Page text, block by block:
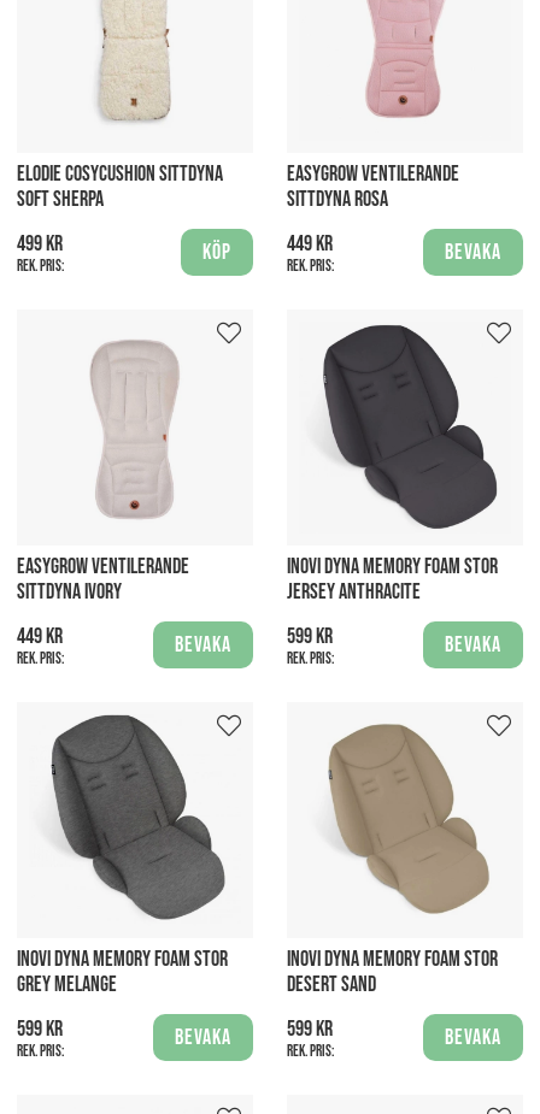
ELODIE COSYCUSHION SITTDYNA
SOFT SHERPA
499 kr
Rek. pris:
Köp
EASYGROW VENTILERANDE
SITTDYNA ROSA
449 kr
Rek. pris:
Bevaka
EASYGROW VENTILERANDE
SITTDYNA IVORY
449 kr
Rek. pris:
Bevaka
INOVI DYNA MEMORY FOAM STOR
JERSEY ANTHRACITE
599 kr
Rek. pris:
Bevaka
INOVI DYNA MEMORY FOAM STOR
GREY MELANGE
599 kr
Rek. pris:
Bevaka
INOVI DYNA MEMORY FOAM STOR
DESERT SAND
599 kr
Rek. pris:
Bevaka